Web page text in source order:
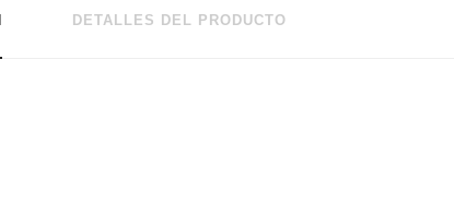
DETALLES DEL PRODUCTO